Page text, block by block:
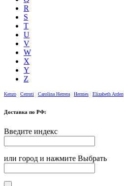
R
S
T
U
V
W
X
Y
Z
Kenzo Cerruti Carolina Herrera Hermes Elizabeth Arden
Доставка по РФ:
Введите индекс
или город и нажмите Выбрать